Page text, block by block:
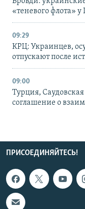
«теневого флота»
09:29
КРЦ: Украинцев,
отпускают после
09:00
Турция,
соглашение о
ПРИСОЕДИНЯЙТЕСЬ!